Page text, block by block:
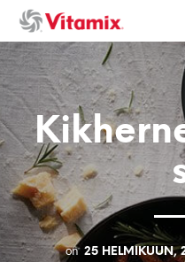
on 25 HELMIKUUN,